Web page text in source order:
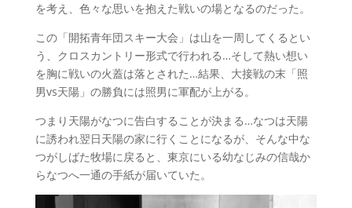
を考え、色々な思いを抱えた戦いの場となるのだった。
この「開拓青年団スキー大会」は山を一周してくるとい
う、クロスカントリー形式で行われる…そして熱い想い
を胸に戦いの火蓋は落とされた…結果、大接戦の末「照
男vs天陽」の勝負には照男に軍配が上がる。
つまり天陽がなつに告白することが決まる…なつは天陽
に誘われ翌日天陽の家に行くことになるが、そんな中な
つがしばた牧場に戻ると、東京にいる幼なじみの信哉か
らなつへ一通の手紙が届いていた。